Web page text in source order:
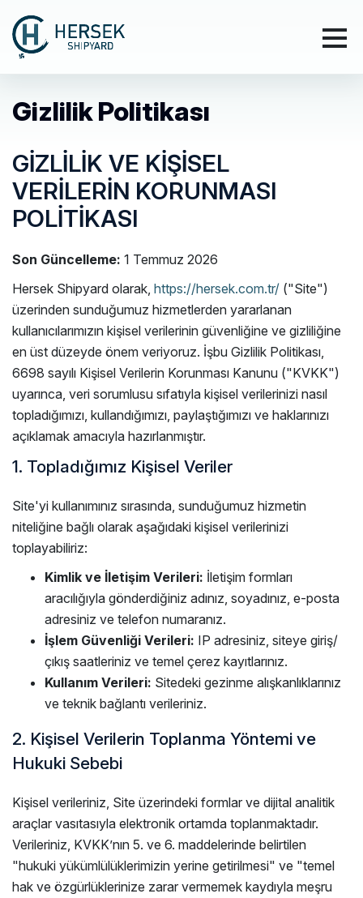
Gizlilik Politikası
GİZLİLİK VE KİŞİSEL
VERİLERİN KORUNMASI
POLİTİKASI
Son Güncelleme: 1 Temmuz 2026
Hersek Shipyard olarak, https://hersek.com.tr/ ("Site")
üzerinden sunduğumuz hizmetlerden yararlanan
kullanıcılarımızın kişisel verilerinin güvenliğine ve gizliliğine
en üst düzeyde önem veriyoruz. İşbu Gizlilik Politikası,
6698 sayılı Kişisel Verilerin Korunması Kanunu ("KVKK")
uyarınca, veri sorumlusu sıfatıyla kişisel verilerinizi nasıl
topladığımızı, kullandığımızı, paylaştığımızı ve haklarınızı
açıklamak amacıyla hazırlanmıştır.
1. Topladığımız Kişisel Veriler
Site'yi kullanımınız sırasında, sunduğumuz hizmetin
niteliğine bağlı olarak aşağıdaki kişisel verilerinizi
toplayabiliriz:
Kimlik ve İletişim Verileri: İletişim formları
aracılığıyla gönderdiğiniz adınız, soyadınız, e-posta
adresiniz ve telefon numaranız.
İşlem Güvenliği Verileri: IP adresiniz, siteye giriş/
çıkış saatleriniz ve temel çerez kayıtlarınız.
Kullanım Verileri: Sitedeki gezinme alışkanlıklarınız
ve teknik bağlantı verileriniz.
2. Kişisel Verilerin Toplanma Yöntemi ve
Hukuki Sebebi
Kişisel verileriniz, Site üzerindeki formlar ve dijital analitik
araçlar vasıtasıyla elektronik ortamda toplanmaktadır.
Verileriniz, KVKK’nın 5. ve 6. maddelerinde belirtilen
"hukuki yükümlülüklerimizin yerine getirilmesi" ve "temel
hak ve özgürlüklerinize zarar vermemek kaydıyla meşru